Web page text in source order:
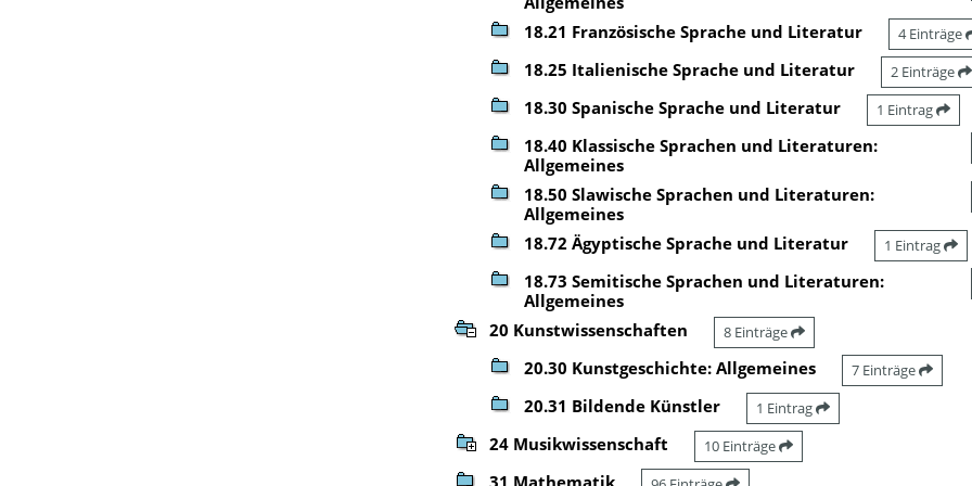
18.21 Französische Sprache und Literatur
4 Einträge
18.25 Italienische Sprache und Literatur 2 Einträge
18.30 Spanische Sprache und Literatur 1 Eintrag
18.40 Klassische Sprachen und Literaturen:
Allgemeines
18.50 Slawische Sprachen und Literaturen:
Allgemeines
18.72 Ägyptische Sprache und Literatur
1 Eintrag
18.73 Semitische Sprachen und Literaturen:
Allgemeines
20 Kunstwissenschaften
8 Einträge
20.30 Kunstgeschichte: Allgemeines 7 Einträge
20.31 Bildende Künstler 1 Eintrag
24 Musikwissenschaft 10 Einträge
31 Mathematik